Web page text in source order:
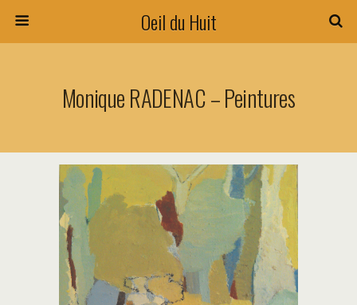
Oeil du Huit
Monique RADENAC – Peintures